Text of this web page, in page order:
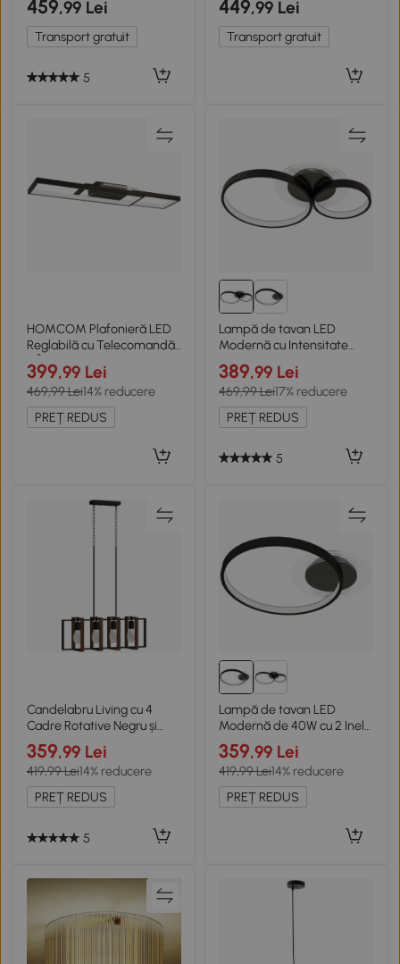
semi-aplatizat, aur si crem
459,99 Lei
Transport gratuit
5
cu 4 becuri Telecomandă
Schwarz+Gold
449,99 Lei
Transport gratuit
HOMCOM Plafonieră LED
Reglabilă cu Telecomandă
și Întrerupător,
Temperatura Culoare
3000-6000K, Lampă de
Design pentru Living și
Sufragerie, 70x30 cm,
399,99 Lei
469,99 Lei14% reducere
PREȚ REDUS
Lampă de tavan LED
Modernă cu Intensitate
Reglabilă, Putere 40W,
Negru
389,99 Lei
469,99 Lei17% reducere
PREȚ REDUS
5
Candelabru Living cu 4
Cadre Rotative Negru și
Maro
359,99 Lei
419,99 Lei14% reducere
PREȚ REDUS
5
Lampă de tavan LED
Modernă de 40W cu 2 Inele
și Lumină Reglabilă, Negru
359,99 Lei
419,99 Lei14% reducere
PREȚ REDUS